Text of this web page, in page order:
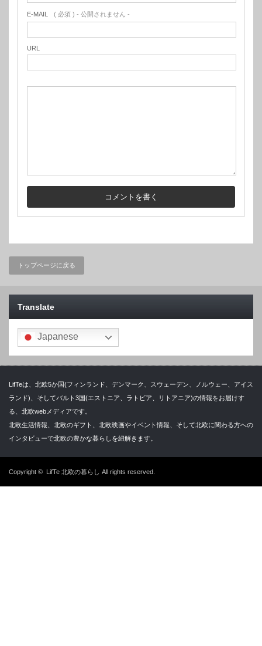
E-MAIL ( 必須 ) - 公開されません -
URL
トップページに戻る
Translate
Japanese
LifTeは、北欧5か国(フィンランド、デンマーク、スウェーデン、ノルウェー、アイス
ランド)、そしてバルト3国(エストニア、ラトビア、リトアニア)の情報をお届けす
る、北欧webメディアです。
北欧生活情報、北欧のギフト、北欧映画やイベント情報、そして北欧に関わる方への
インタビューで北欧の豊かな暮らしを紐解きます。
Copyright © LifTe 北欧の暮らし All rights reserved.